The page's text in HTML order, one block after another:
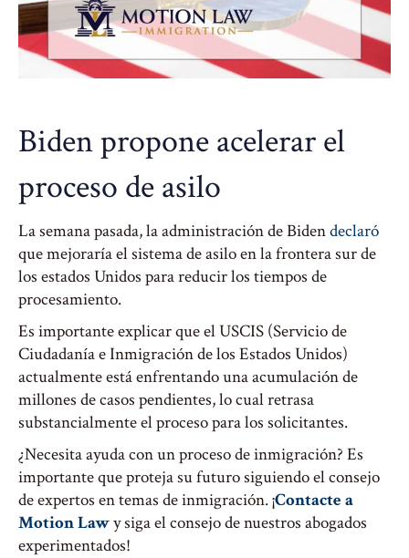
Biden propone acelerar el
proceso de asilo
La semana pasada, la administración de Bidendeclaró
que mejoraría el sistema de asilo en la frontera sur de
los estados Unidos para reducir los tiempos de
procesamiento.
Es importante explicar que el USCIS (Servicio de
Ciudadanía e Inmigración de los Estados Unidos)
actualmente está enfrentando una acumulación de
millones de casos pendientes, lo cual retrasa
substancialmente el proceso para los solicitantes.
¿Necesita ayuda con un proceso de inmigración? Es
importante que proteja su futuro siguiendo el consejo
de expertos en temas de inmigración. ¡Contacte a
Motion Lawy siga el consejo de nuestros abogados
experimentados!